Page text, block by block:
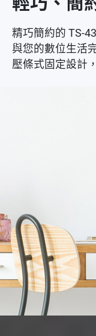
精巧簡約的 TS-
與您的數位生活
壓條式固定設計